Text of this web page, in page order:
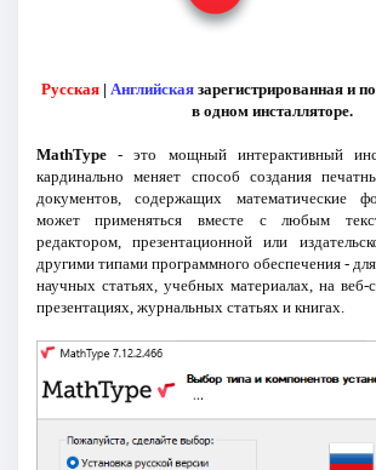
Русская | Английская зарегистрированная и
в одном инсталляторе.
MathType- это мощный интерактивный
кардинально меняет способ создания
документов, содержащих математические
может применяться вместе с любым
редактором, презентационной или
другими типами программного обеспечения -
научных статьях, учебных материалах, на веб-
презентациях, журнальных статьях и книгах.